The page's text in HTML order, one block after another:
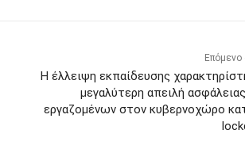
Η έλλειψη εκπαίδευσης
μεγαλύτερη απειλή
εργαζομένων στον κυβερνοχώρο